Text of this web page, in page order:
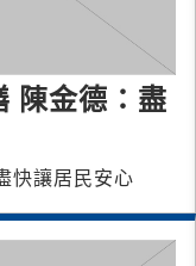
陳金德：盡
快讓居民安心